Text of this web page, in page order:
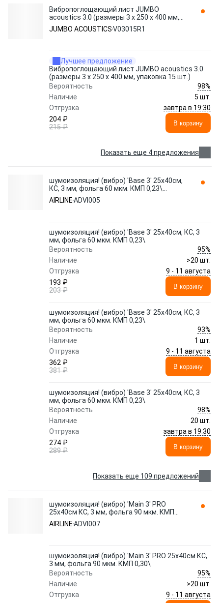
Вибропоглощающий лист JUMBO
acoustics 3.0 (размеры 3 х 250 х 400 мм,
упаковка 15 шт.) V03015R1
JUMBO ACOUSTICSV03015R1
Лучшее предложение
Вибропоглощающий лист JUMBO acoustics 3.0
(размеры 3 х 250 х 400 мм, упаковка 15 шт.)
Вероятность
98%
Наличие
5 шт.
Отгрузка
завтра в 19:30
204 ₽
215 ₽
В корзину
Показать еще 4 предложения
шумоизоляция! (вибро) 'Base 3' 25x40см,
КС, 3 мм, фольга 60 мкм. КМП 0,23\
ADVI005 AIRLINE
AIRLINEADVI005
шумоизоляция! (вибро) 'Base 3' 25x40см, КС, 3
мм, фольга 60 мкм. КМП 0,23\
Вероятность
95%
Наличие
>20 шт.
Отгрузка
9 - 11 августа
193 ₽
203 ₽
В корзину
шумоизоляция! (вибро) 'Base 3' 25x40см, КС, 3
мм, фольга 60 мкм. КМП 0,23\
Вероятность
93%
Наличие
1 шт.
Отгрузка
9 - 11 августа
362 ₽
381 ₽
В корзину
шумоизоляция! (вибро) 'Base 3' 25x40см, КС, 3
мм, фольга 60 мкм. КМП 0,23\
Вероятность
98%
Наличие
20 шт.
Отгрузка
завтра в 19:30
274 ₽
289 ₽
В корзину
Показать еще 109 предложений
шумоизоляция! (вибро) 'Main 3' PRO
25x40см КС, 3 мм, фольга 90 мкм. КМП
0,30\ ADVI007 AIRLINE
AIRLINEADVI007
шумоизоляция! (вибро) 'Main 3' PRO 25x40см КС,
3 мм, фольга 90 мкм. КМП 0,30\
Вероятность
95%
Наличие
>20 шт.
Отгрузка
9 - 11 августа